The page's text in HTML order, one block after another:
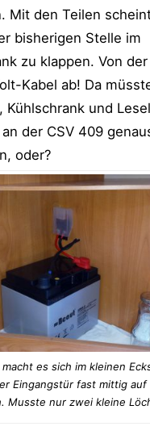
Mit den Teilen
bisherigen Stelle im
zu klappen. Von
Kabel ab! Da
Kühlschrank und
der CSV 409
oder?
es sich im kleinen
Eingangstür fast mittig auf
Musste nur zwei kleine